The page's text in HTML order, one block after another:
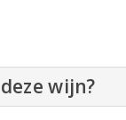
wijn?